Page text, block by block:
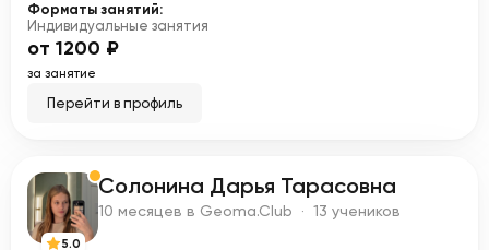
Форматы занятий:
Индивидуальные занятия
от 1200 ₽
за занятие
Перейти в профиль
С
5.0
Солонина Дарья Тарасовна
10 месяцев в Geoma.Club · 13 учеников